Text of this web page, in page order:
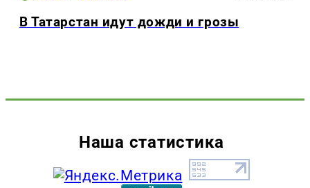
В Татарстан идут дожди и грозы
Наша статистика